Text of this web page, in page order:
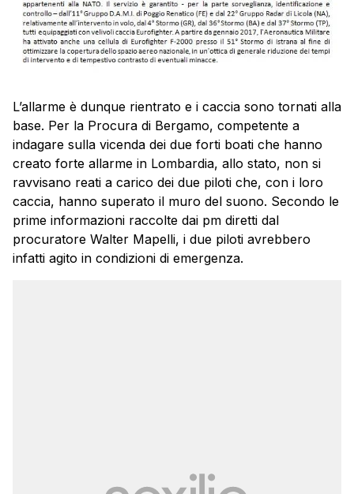
L’allarme è dunque rientrato e i caccia sono tornati alla
base. Per la Procura di Bergamo, competente a
indagare sulla vicenda dei due forti boati che hanno
creato forte allarme in Lombardia, allo stato, non si
ravvisano reati a carico dei due piloti che, con i loro
caccia, hanno superato il muro del suono. Secondo le
prime informazioni raccolte dai pm diretti dal
procuratore Walter Mapelli, i due piloti avrebbero
infatti agito in condizioni di emergenza.